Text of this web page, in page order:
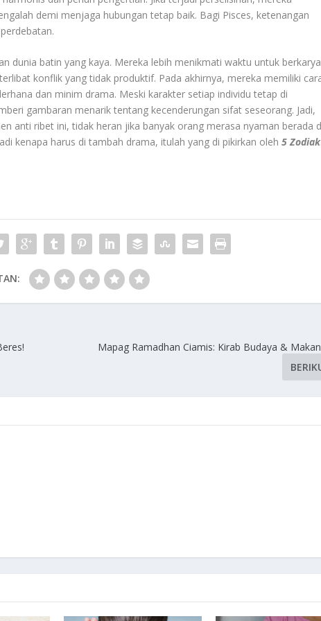
demi menjaga hubungan tetap baik. Bagi Pisces, ketenangan
dunia batin yang kaya. Mereka lebih menikmati waktu untuk
konflik yang tidak produktif. Pada akhirnya, mereka memiliki
dan minim drama. Meski karakter setiap individu tetap di
gambaran menarik tentang kecenderungan sifat seseorang. Jadi,
anti ribet ini, tidak heran jika banyak orang merasa nyaman berada
kenapa harus di tambah drama, itulah yang di pikirkan oleh5 Zodiak.
Mapag Ramadhan Ciamis: Kirab Budaya &